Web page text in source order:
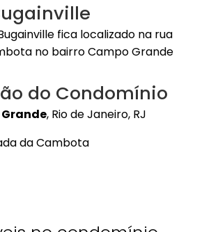
fica localizado na rua
no bairro Campo Grande
do Condomínio
, Rio de Janeiro, RJ
da Cambota